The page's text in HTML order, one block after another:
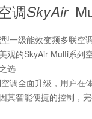
调SkyAir
一级能效变频多联空
观的SkyAir Multi系列
选
调全面升级，用户在
其智能便捷的控制，